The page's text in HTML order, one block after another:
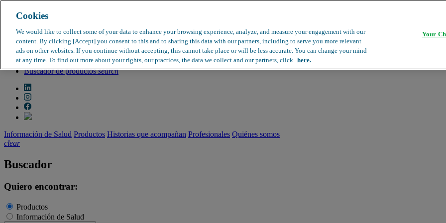
search clear
Dirección médica
Farmacovigilancia
Objeción de calidad
Buscador de productossearch
Información de Salud Productos Historias que acompañan Profesionales Quiénes somos
clear
Buscador
Quiero encontrar:
Productos
Información de Salud
Cookies
We would like to collect some of your data to enhance your browsing experience, analyze, and measure your engagement with our
content. By clicking [Accept] you consent to this and to sharing this data with our partners, including to serve you more relevant
ads on other websites. If you continue without accepting, this cannot take place or will be less accurate. You can change your mind
at any time. To find out more about your rights, our practices, the data we collect and our partners, click here.
Your